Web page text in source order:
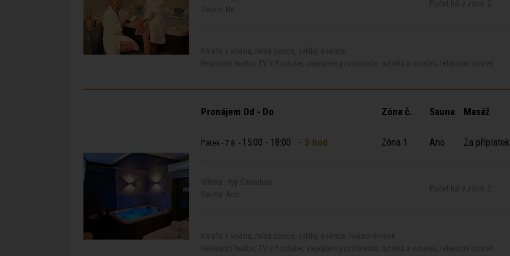
Pronájem Od - Do Zóna č. Sauna Masáž
Pátek - 7.8. - 15:00 - 18:00 - 3 hod Zóna 1 Ano Za příplatek